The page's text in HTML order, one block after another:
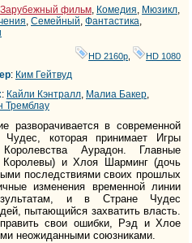
Зарубежный фильм Комедия Мюзикл
Семейный Фантастика
HD 2160р HD 1080
: Ким Гейтвуд
: Кайли Кэнтралл Малиа Бакер
Тремблаy
разворачивается в современной
Чудес, которая принимает Игры
Аурадон. Главные
и Хлоя Шарминг (дочь
последствиями своих прошлых
изменения временной линии
и в Стране Чудес
пытающийся захватить власть.
свои ошибки, Рэд и Хлое
неожиданными союзниками.